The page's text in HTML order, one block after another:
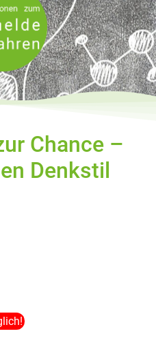
Chance –
Denkstil